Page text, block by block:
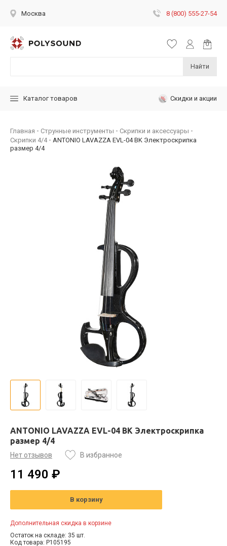
Москва 8 (800) 555-27-54
Найти
Каталог товаров Скидки и акции
Главная Струнные инструменты
Скрипки и аксессуары
Скрипки 4/4
ANTONIO LAVAZZA EVL-04 BK Электроскрипка
размер 4/4
ANTONIO LAVAZZA EVL-04 BK Электроскрипка
размер 4/4
Нет отзывов В избранное
11 490 ₽
В корзину
Дополнительная скидка в корзине
Остаток на складе: 35 шт.
Код товара: P105195